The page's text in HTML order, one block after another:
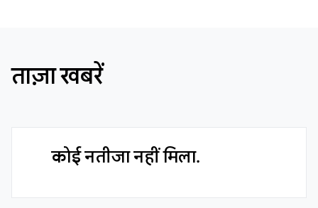
ताज़ा खबरें
कोई नतीजा नहीं मिला.